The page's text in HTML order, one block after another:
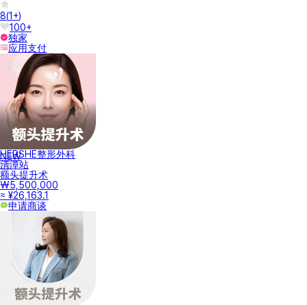
8(1+)
100+
独家
应用支付
NEW
HERSHE整形外科
清潭站
额头提升术
₩5,500,000
≈ ¥26,163.1
申请商谈